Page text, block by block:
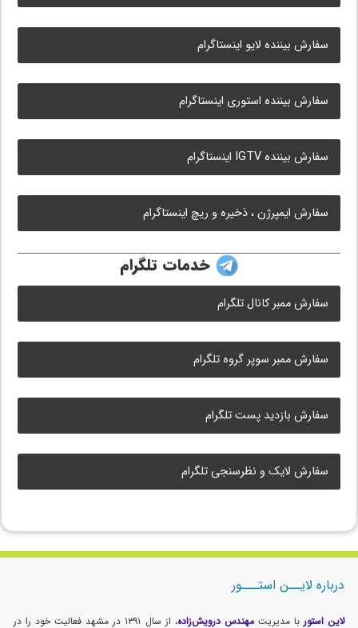
سفارش بیننده لایو اینستاگرام
سفارش بیننده استوری اینستاگرام
سفارش بیننده IGTV اینستاگرام
سفارش ایمپرژن ، ذخیره و ریچ اینستاگرام
خدمات تلگرام
سفارش ممبر کانال تلگرام
سفارش ممبر سوپر گروه تلگرام
سفارش بازدید پست تلگرام
سفارش لایک و نظرسنجی تلگرام